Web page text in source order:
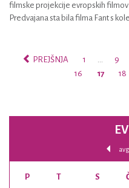
filmske projekcije evropskih filmov
Predvajana sta bila filma Fant s
PREJŠNJA 1 … 9
16
17 18
P T S